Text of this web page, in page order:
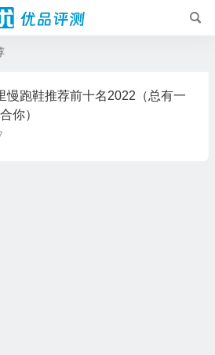
慢跑鞋推荐前十名2022（总有一
你）